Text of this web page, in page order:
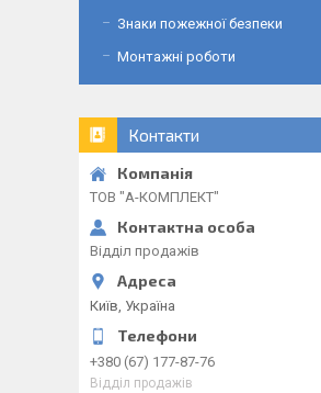
Знаки пожежної безпеки
Монтажні роботи
Контакти
ТОВ "А-КОМПЛЕКТ"
Відділ продажів
Київ, Україна
+380 (67) 177-87-76
Відділ продажів